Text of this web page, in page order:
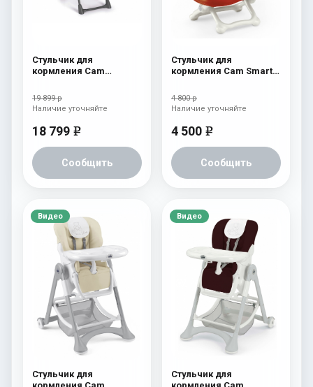
Стульчик для
кормления Cam
мятный
19 899 р
18 799 e
Сообщить
Наличие уточняйте
Стульчик для
кормления Cam Smarty
4 800 р
4 500 e
Сообщить
Наличие уточняйте
Видео
Стульчик для
кормления Cam
Видео
Стульчик для
кормления Cam